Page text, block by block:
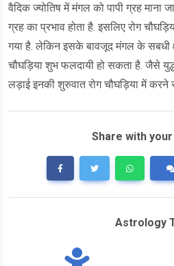
वैदिक ज्योतिष में मंगल को पापी ग्रह माना
ग्रह का प्रभाव होता है. इसलिए रोग
गया है. लेकिन इसके बावजूद मंगल के सबधी
चौघड़िया शुभ फलदायी हो सकता है. जैसे
लड़ाई इनकी शुरुवात रोग चौघड़िया में करने
Share with
Astrology